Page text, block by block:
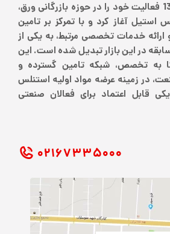
استیل رخ از سال 1386 فعالیت خود را در حوزه بازرگانی ورق،
استیل آغاز کرد و با تمرکز بر تامین
ارائه خدمات تخصصی مرتبط، به یکی از
در این بازار تبدیل شده است. این
به تخصص، شبکه تامین گسترده و
در زمینه عرضه مواد اولیه استنلس
قابل اعتماد برای فعالان صنعتی
۰۲۱ ۶۷۳۳۵۰۰۰